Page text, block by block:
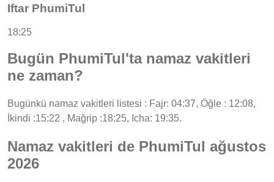
Iftar PhumiTul
18:25
Bugün PhumiTul'ta namaz vakitleri
ne zaman?
Bugünkü namaz vakitleri listesi : Fajr: 04:37, Öğle : 12:08,
İkindi :15:22 , Mağrip :18:25, Icha: 19:35.
Namaz vakitleri de PhumiTul ağustos
2026